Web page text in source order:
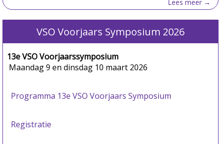
Lees meer →
VSO Voorjaars Symposium 2026
13e VSO Voorjaarssymposium
Maandag 9 en dinsdag 10 maart 2026
Programma 13e VSO Voorjaars Symposium
Registratie